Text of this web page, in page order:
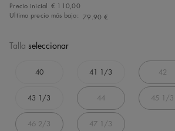
Precio inicial € 110,00
Ultimo precio más bajo: 79.90 €
Talla seleccionar
40 41 1/3 42
43 1/3 44 45 1/3
46 2/3 47 1/3